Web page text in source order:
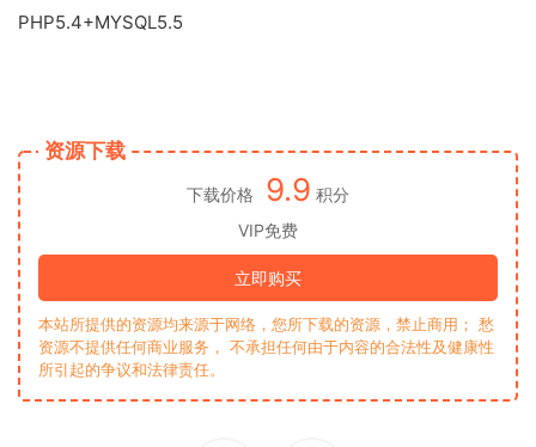
PHP5.4+MYSQL5.5
资源下载
下载价格 9.9 积分
VIP免费
立即购买
本站所提供的资源均来源于网络，您所下载的资源，禁止商用； 愁
资源不提供任何商业服务， 不承担任何由于内容的合法性及健康性
所引起的争议和法律责任。